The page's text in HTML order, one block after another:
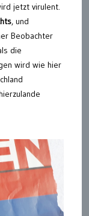
jetzt virulent.
, und
Beobachter
die
wird wie hier